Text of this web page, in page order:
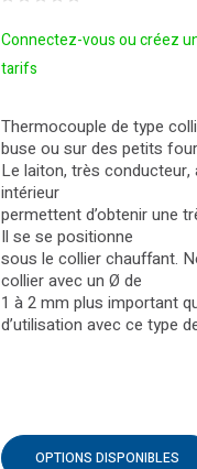
Connectez-vous ou créez
tarifs
Thermocouple de type
buse ou sur des petits
Le laiton, très conducteur,
intérieur
permettent d’obtenir une
Il se se positionne
sous le collier chauffant.
collier avec un Ø de
1 à 2 mm plus important
d’utilisation avec ce type
OPTIONS DISPONIBLES